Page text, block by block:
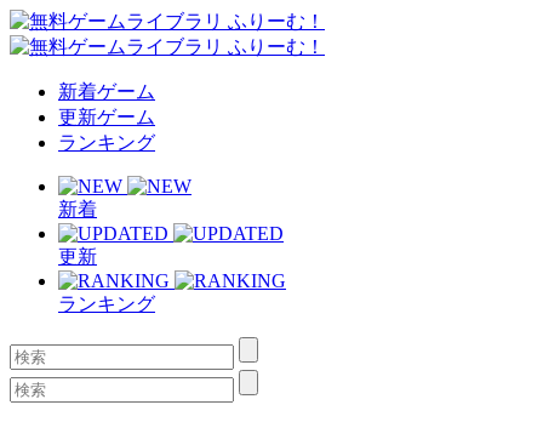
新着ゲーム
更新ゲーム
ランキング
新着
更新
ランキング